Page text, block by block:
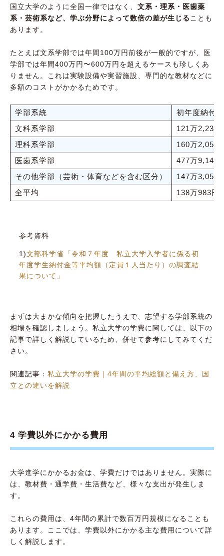
国立大学のように全国一律ではなく、 文系・理系・医歯薬
系・芸術系など、学ぶ分野によって数倍の差が生じることも
あります。
たとえば文系学部では年間100万円前後が一般的ですが、医
学部では年間400万円〜600万円を超えるケースも珍しくあ
りません。これは実験設備や実習施設、専門的な教材などに
多額のコストがかかるためです。
学部系統
初年度納付
文科系学部
121万2,235
理科系学部
160万2,053
医歯系学部
477万9,143
その他学部（芸術・体育などを含む区分）
147万3,056
全平均
138万983円
参考資料
1)文部科学省「令和７年度 私立大学入学者に係る初
年度学生納付金等平均額（定員１人当たり）の調査結
果について」
まずは大まかな傾向を把握したうえで、志望する学部系統の
相場を確認しましょう。私立大学の学費に関しては、以下の
記事で詳しく解説しているため、併せて参考にしてみてくだ
さい。
関連記事： 私立大学の学費｜4年間の平均総額と備え方、国
立との違いを解説
4 学費以外にかかる費用
大学進学にかかるお金は、学費だけではありません。実際に
は、教材費・通学費・生活費など、様々な支出が発生しま
す。
これらの費用は、4年間の累計で数百万円規模になることも
あります。ここでは、学費以外にかかる主な費用について詳
しく解説します。